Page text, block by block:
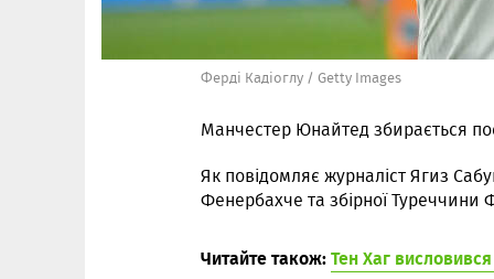
Ферді Кадіоглу / Getty Images
Манчестер Юнайтед збирається
Як повідомляє журналіст Ягиз
Фенербахче та збірної Туреччини
Читайте також:Тен Хаг